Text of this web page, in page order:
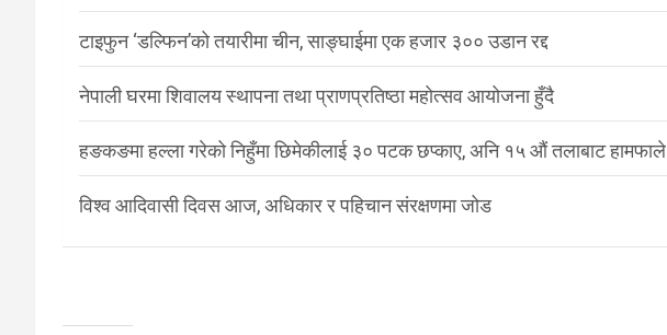
टाइफुन ‘डल्फिन’को तयारीमा चीन, साङ्घाईमा एक हजार ३०० उडान रद्द
नेपाली घरमा शिवालय स्थापना तथा प्राणप्रतिष्ठा महोत्सव आयोजना हुँदै
हङकङमा हल्ला गरेको निहुँमा छिमेकीलाई ३० पटक छप्काए, अनि १५ औं तलाबाट हामफाले
विश्व आदिवासी दिवस आज, अधिकार र पहिचान संरक्षणमा जोड